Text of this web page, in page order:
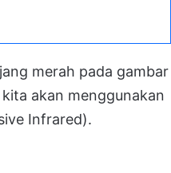
merah pada gambar
akan menggunakan
Infrared).